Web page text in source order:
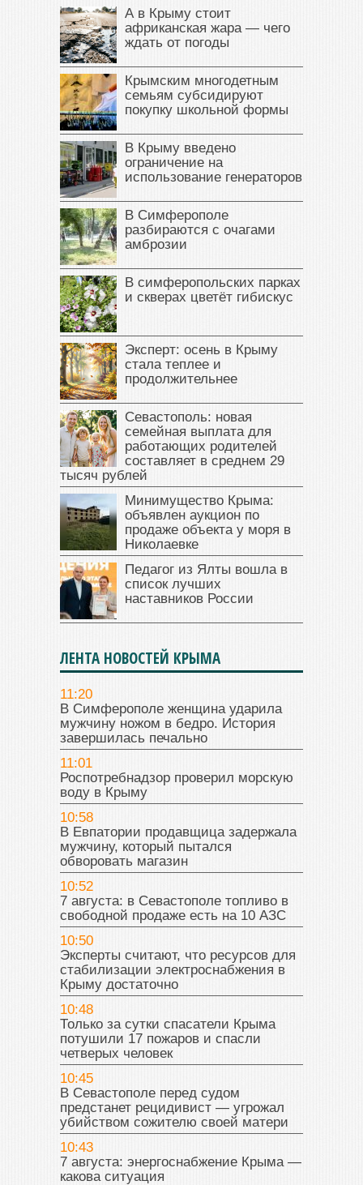
А в Крыму стоит
африканская жара — чего
ждать от погоды
Крымским многодетным
семьям субсидируют
покупку школьной формы
В Крыму введено
ограничение на
использование генераторов
В Симферополе
разбираются с очагами
амброзии
В симферопольских парках
и скверах цветёт гибискус
Эксперт: осень в Крыму
стала теплее и
продолжительнее
Севастополь: новая
семейная выплата для
работающих родителей
составляет в среднем 29
тысяч рублей
Минимущество Крыма:
объявлен аукцион по
продаже объекта у моря в
Николаевке
Педагог из Ялты вошла в
список лучших
наставников России
ЛЕНТА НОВОСТЕЙ КРЫМА
11:20
В Симферополе женщина ударила
мужчину ножом в бедро. История
завершилась печально
11:01
Роспотребнадзор проверил морскую
воду в Крыму
10:58
В Евпатории продавщица задержала
мужчину, который пытался
обворовать магазин
10:52
7 августа: в Севастополе топливо в
свободной продаже есть на 10 АЗС
10:50
Эксперты считают, что ресурсов для
стабилизации электроснабжения в
Крыму достаточно
10:48
Только за сутки спасатели Крыма
потушили 17 пожаров и спасли
четверых человек
10:45
В Севастополе перед судом
предстанет рецидивист — угрожал
убийством сожителю своей матери
10:43
7 августа: энергоснабжение Крыма —
какова ситуация